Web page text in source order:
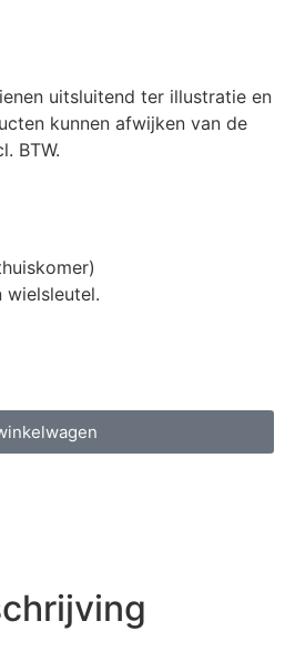
uitsluitend ter illustratie en
kunnen afwijken van de
BTW.
wielsleutel.